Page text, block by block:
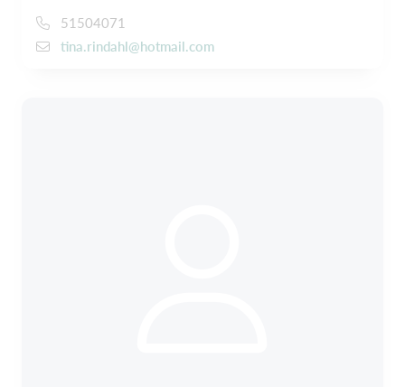
51504071
tina.rindahl@hotmail.com